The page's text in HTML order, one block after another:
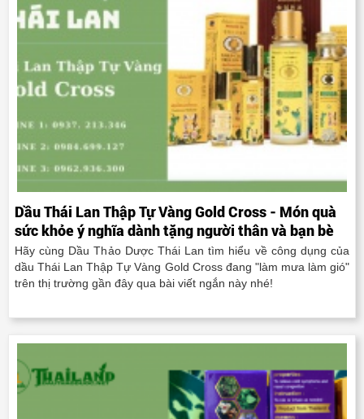
Dầu Thái Lan Thập Tự Vàng Gold Cross - Món quà
sức khỏe ý nghĩa dành tặng người thân và bạn bè
Hãy cùng Dầu Thảo Dược Thái Lan tìm hiểu về công dụng của
dầu Thái Lan Thập Tự Vàng Gold Cross đang "làm mưa làm gió"
trên thị trường gần đây qua bài viết ngắn này nhé!